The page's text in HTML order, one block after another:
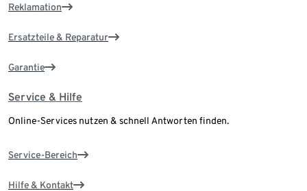
Reklamation
Ersatzteile & Reparatur
Garantie
Service & Hilfe
Online-Services nutzen & schnell Antworten finden.
Service-Bereich
Hilfe & Kontakt